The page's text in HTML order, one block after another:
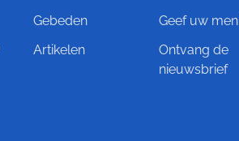
Gebeden
Artikelen
Geef uw
Ontvang de
nieuwsbrief